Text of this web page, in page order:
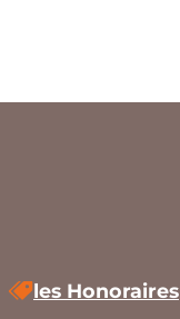
les Honoraires